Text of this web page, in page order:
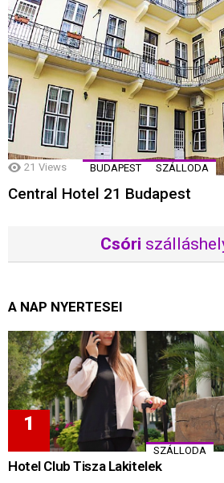
21 Views BUDAPEST SZÁLLODA
Central Hotel 21 Budapest
Csóri
A NAP NYERTESEI
SZÁLLODA
Hotel Club Tisza Lakitelek